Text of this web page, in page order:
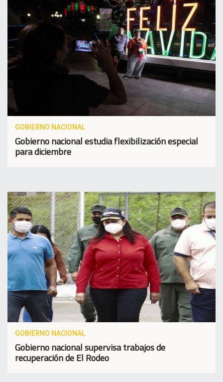
GOBIERNO NACIONAL
Gobierno nacional estudia flexibilización especial
para diciembre
GOBIERNO NACIONAL
Gobierno nacional supervisa trabajos de
recuperación de El Rodeo